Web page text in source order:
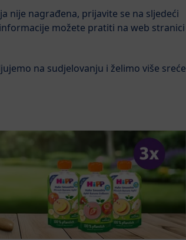
nije nagrađena, prijavite se na sljedeći
možete pratiti na web stranici
na sudjelovanju i želimo više sreće